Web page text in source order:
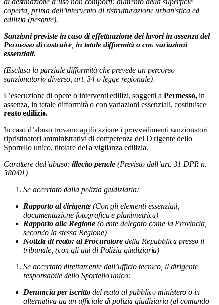
coperta, prima dell’intervento di ristrutturazione urbanistica ed
edilizia (pesante).
Sanzioni previste in caso di effettuazione dei lavori in assenza del
Permesso di costruire in totale difformità o con variazioni
essenziali.
(Esclusa la parziale difformità che prevede un percorso
sanzionatorio diverso, art. 34 o legge regionale).
L’esecuzione di opere o interventi edilizi, soggetti a Permesso, in
assenza, in totale difformità o con variazioni essenziali, costituisce
reato edilizio.
In caso d’abuso trovano applicazione i provvedimenti sanzionatori
ripristinatori amministrativi di competenza del Dirigente dello
Sportello unico, titolare della vigilanza edilizia.
Carattere dell’abuso: illecito penale (Previsto dall’art. 31 DPR n.
380/01)
Se accertato dalla polizia giudiziaria:
Rapporto al dirigente (Con gli elementi essenziali,
documentazione fotografica e planimetrica)
Rapporto alla Regione (o ente delegato come la Provincia,
secondo la stessa Regione)
Notizia di reato: al Procuratore della Repubblica presso il
tribunale, (con gli atti di Polizia giudiziaria)
Se accertato direttamente dall’ufficio tecnico, il dirigente
responsabile dello Sportello unico:
Denuncia per iscritto del reato al pubblico ministero o in
alternativa ad un ufficiale di polizia giudiziaria (al comando